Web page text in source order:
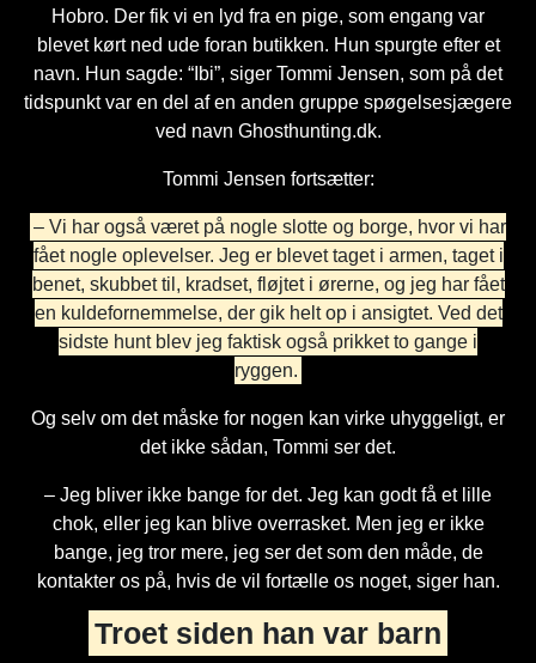
Hobro. Der fik vi en lyd fra en pige, som engang var
blevet kørt ned ude foran butikken. Hun spurgte efter et
navn. Hun sagde: “Ibi”, siger Tommi Jensen, som på det
tidspunkt var en del af en anden gruppe spøgelsesjægere
ved navn Ghosthunting.dk.
Tommi Jensen fortsætter:
– Vi har også været på nogle slotte og borge, hvor vi har
fået nogle oplevelser. Jeg er blevet taget i armen, taget i
benet, skubbet til, kradset, fløjtet i ørerne, og jeg har fået
en kuldefornemmelse, der gik helt op i ansigtet. Ved det
sidste hunt blev jeg faktisk også prikket to gange i
ryggen.
Og selv om det måske for nogen kan virke uhyggeligt, er
det ikke sådan, Tommi ser det.
– Jeg bliver ikke bange for det. Jeg kan godt få et lille
chok, eller jeg kan blive overrasket. Men jeg er ikke
bange, jeg tror mere, jeg ser det som den måde, de
kontakter os på, hvis de vil fortælle os noget, siger han.
Troet siden han var barn